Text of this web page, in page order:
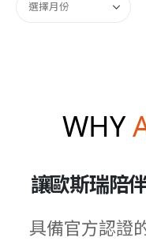
WHY
讓歐斯瑞陪
具備官方認證